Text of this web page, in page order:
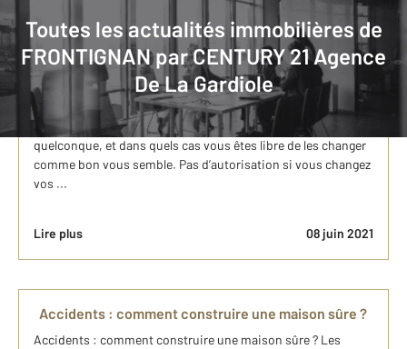
Toutes les actualités immobilières de
FRONTIGNAN parCENTURY 21 Agence
De La Gardiole
Actualités immobilières à FRONTIGNAN
Faut-il une autorisation pour changer de volets ? 🏠
Faut-il une autorisation pour changer de volets ? 🏠 Si vous
prévoyez de changer vos volets, il est important de savoir
dans quels cas vous devez demander une autorisation
quelconque, et dans quels cas vous êtes libre de les changer
comme bon vous semble. Pas d’autorisation si vous changez
vos ...
Lire plus 08 juin 2021
Accidents : comment construire une maison sûre ?
Accidents : comment construire une maison sûre ? Les